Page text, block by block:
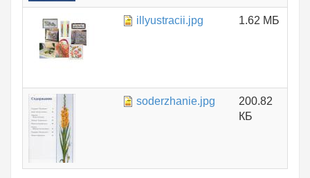
illyustracii.jpg 1.62 МБ
soderzhanie.jpg
200.82
КБ